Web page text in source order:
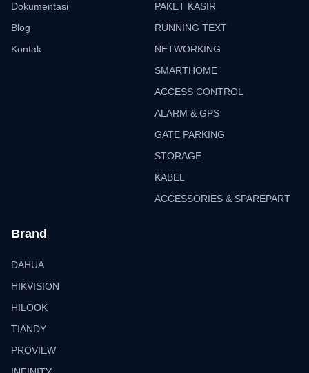
Dokumentasi
Blog
Kontak
PAKET KASIR
RUNNING TEXT
NETWORKING
SMARTHOME
ACCESS CONTROL
ALARM & GPS
GATE PARKING
STORAGE
KABEL
ACCESSORIES & SPAREPART
Brand
DAHUA
HIKVISION
HILOOK
TIANDY
PROVIEW